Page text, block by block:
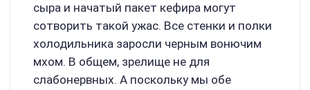
сыра и начатый пакет кефира могут
сотворить такой ужас. Все стенки и полки
холодильника заросли черным вонючим
мхом. В общем, зрелище не для
слабонервных. А поскольку мы обе